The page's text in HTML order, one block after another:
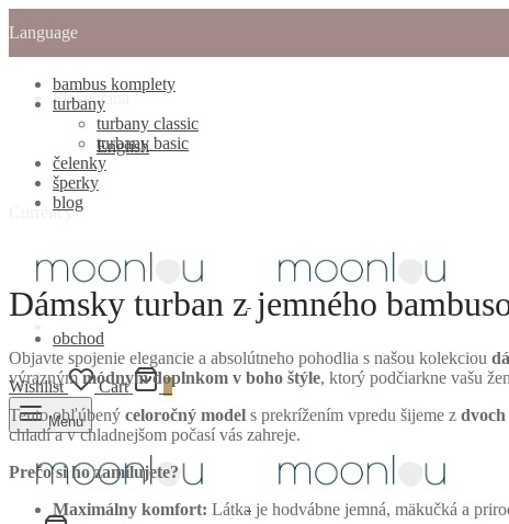
Language
Slovenčina
English
Currency
bambus komplety
turbany
turbany classic
turbany basic
čelenky
šperky
blog
obchod
Wishlist Cart 0
Menu
Dámsky turban z jemného
Objavte spojenie elegancie a absolútneho pohodlia s našou kolekciou
výraznýmmódnym doplnkom v boho štýle, ktorý podčiarkne vašu
Tento obľúbený celoročný model s prekrížením vpredu šijeme z
chladí a v chladnejšom počasí vás zahreje.
Prečo si ho zamilujete?
Maximálny komfort: Látka je hodvábne jemná, mäkučká a